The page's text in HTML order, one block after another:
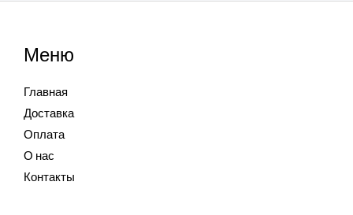
Меню
Главная
Доставка
Оплата
О нас
Контакты